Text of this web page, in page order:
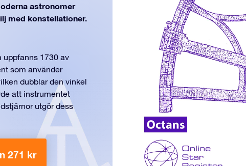
astronomer
med konstellationer.
uppfanns 1730 av
som använder
dubblar den vinkel
att instrumentet
utgör dess
271 kr